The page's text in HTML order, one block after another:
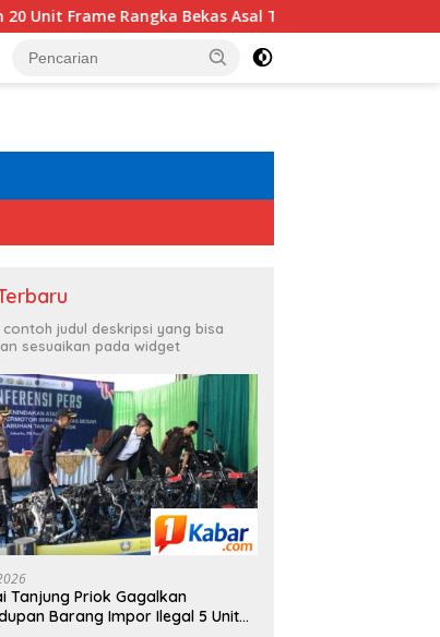
Bekas Asal Tiongkok Jaringan Peredaran
contoh judul deskripsi yang bisa
sesuaikan pada widget
Tanjung Priok Gagalkan
Barang Impor Ilegal 5 Unit